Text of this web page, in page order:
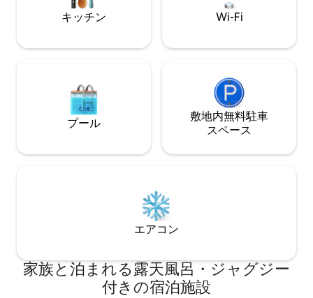
パス - 2マイル CHSフィールド（セントポ
ール・セインツ）まで4マイル ゴーファ
ライド：2マイル
ご要望に応じてハ
ドプレイをご用意
キッチン Wi-Fi
プール
敷地内無料駐⁠車
ス⁠ペ⁠ー⁠ス
エアコン
家族と泊まれる露天風呂・ジャグジー
付きの宿泊施設